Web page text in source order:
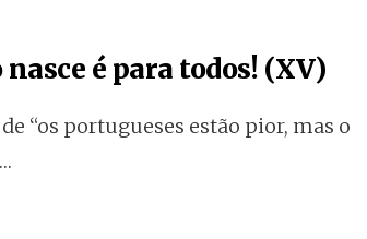
é para todos! (XV)
“os portugueses estão pior, mas o